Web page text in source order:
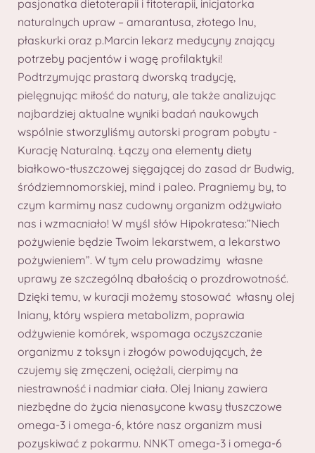
pasjonatka dietoterapii i fitoterapii, inicjatorka
naturalnych upraw – amarantusa, złotego lnu,
płaskurki oraz p.Marcin lekarz medycyny znający
potrzeby pacjentów i wagę profilaktyki!
Podtrzymując prastarą dworską tradycję,
pielęgnując miłość do natury, ale także analizując
najbardziej aktualne wyniki badań naukowych
wspólnie stworzyliśmy autorski program pobytu -
Kurację Naturalną. Łączy ona elementy diety
białkowo-tłuszczowej sięgającej do zasad dr Budwig,
śródziemnomorskiej, mind i paleo. Pragniemy by, to
czym karmimy nasz cudowny organizm odżywiało
nas i wzmacniało! W myśl słów Hipokratesa:”Niech
pożywienie będzie Twoim lekarstwem, a lekarstwo
pożywieniem”. W tym celu prowadzimy własne
uprawy ze szczególną dbałością o prozdrowotność.
Dzięki temu, w kuracji możemy stosować własny olej
lniany, który wspiera metabolizm, poprawia
odżywienie komórek, wspomaga oczyszczanie
organizmu z toksyn i złogów powodujących, że
czujemy się zmęczeni, ociężali, cierpimy na
niestrawność i nadmiar ciała. Olej lniany zawiera
niezbędne do życia nienasycone kwasy tłuszczowe
omega-3 i omega-6, które nasz organizm musi
pozyskiwać z pokarmu. NNKT omega-3 i omega-6